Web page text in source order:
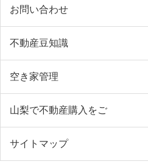
お問い合わせ
不動産豆知識
空き家管理
山梨で不動産購入をご
サイトマップ